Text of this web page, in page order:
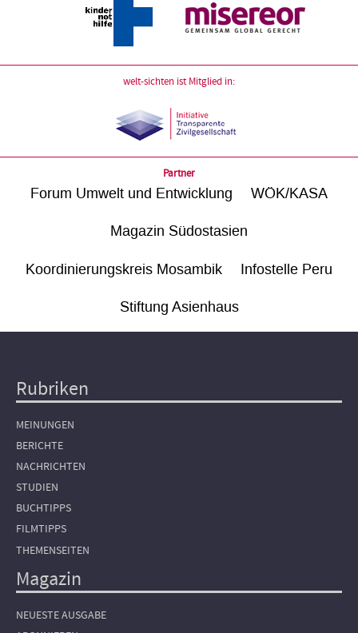
welt-sichten ist Mitglied in:
Partner
Forum Umwelt und Entwicklung WÖK/KASA
Magazin Südostasien
Koordinierungskreis Mosambik Infostelle Peru
Stiftung Asienhaus
Hauptnavigation
Rubriken
MEINUNGEN
BERICHTE
NACHRICHTEN
STUDIEN
BUCHTIPPS
FILMTIPPS
THEMENSEITEN
Magazin
NEUESTE AUSGABE